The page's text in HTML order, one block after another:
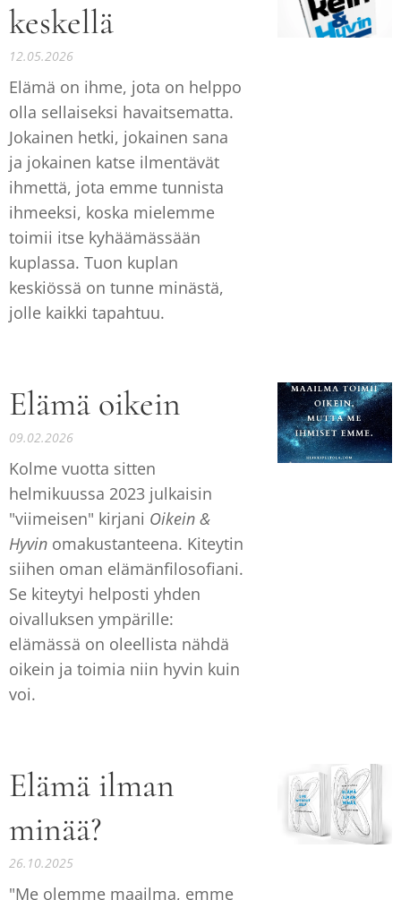
keskellä
12.05.2026
Elämä on ihme, jota on helppo
olla sellaiseksi havaitsematta.
Jokainen hetki, jokainen sana
ja jokainen katse ilmentävät
ihmettä, jota emme tunnista
ihmeeksi, koska mielemme
toimii itse kyhäämässään
kuplassa. Tuon kuplan
keskiössä on tunne minästä,
jolle kaikki tapahtuu.
Elämä oikein
09.02.2026
Kolme vuotta sitten
helmikuussa 2023 julkaisin
"viimeisen" kirjani Oikein &
Hyvin omakustanteena. Kiteytin
siihen oman elämänfilosofiani.
Se kiteytyi helposti yhden
oivalluksen ympärille:
elämässä on oleellista nähdä
oikein ja toimia niin hyvin kuin
voi.
Elämä ilman
minää?
26.10.2025
"Me olemme maailma, emme